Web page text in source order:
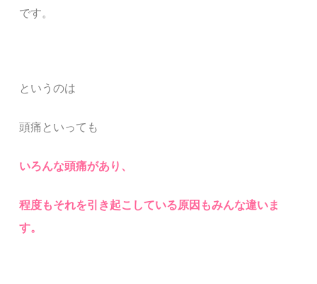
です。
というのは
頭痛といっても
いろんな頭痛があり、
程度もそれを引き起こしている原因もみんな違いま
す。